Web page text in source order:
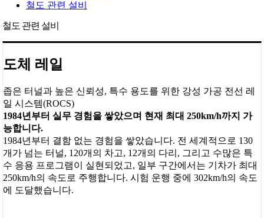
철도 관련 설비
철도 관련 설비
도체 레일
좁은 터널과 높은 신뢰성, 특수 용도를 위한 강성 가공 전선 레
일 시스템(ROCS)
1984년부터 실무 경험을 쌓았으며 현재 최대 250km/h까지 가
능합니다.
1984년부터 결함 없는 경험을 쌓았습니다. 전 세계적으로 130
개가 넘는 터널, 120개의 차고, 12개의 다리, 그리고 수많은 특
수 응용 프로그램이 실현되었고, 일부 구간에서는 기차가 최대
250km/h의 속도로 주행합니다. 시험 운행 중에 302km/h의 속도
에 도달했습니다.